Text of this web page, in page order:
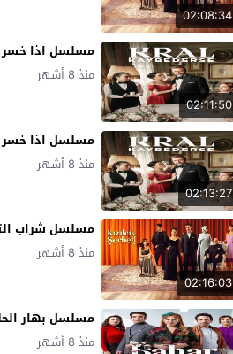
02:08:34
02:11:50
مسلسل اذا خسر
منذ 8 أشهر
02:13:27
مسلسل اذا خسر
منذ 8 أشهر
02:16:03
مسلسل شراب
منذ 8 أشهر
مسلسل بهار
منذ 8 أشهر